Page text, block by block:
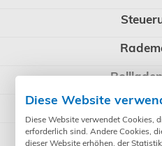
WIR
BERNER
Diese Website
Diese Website verwendet Cookies,
erforderlich sind. Andere Cookies,
dieser Website erhöhen, der